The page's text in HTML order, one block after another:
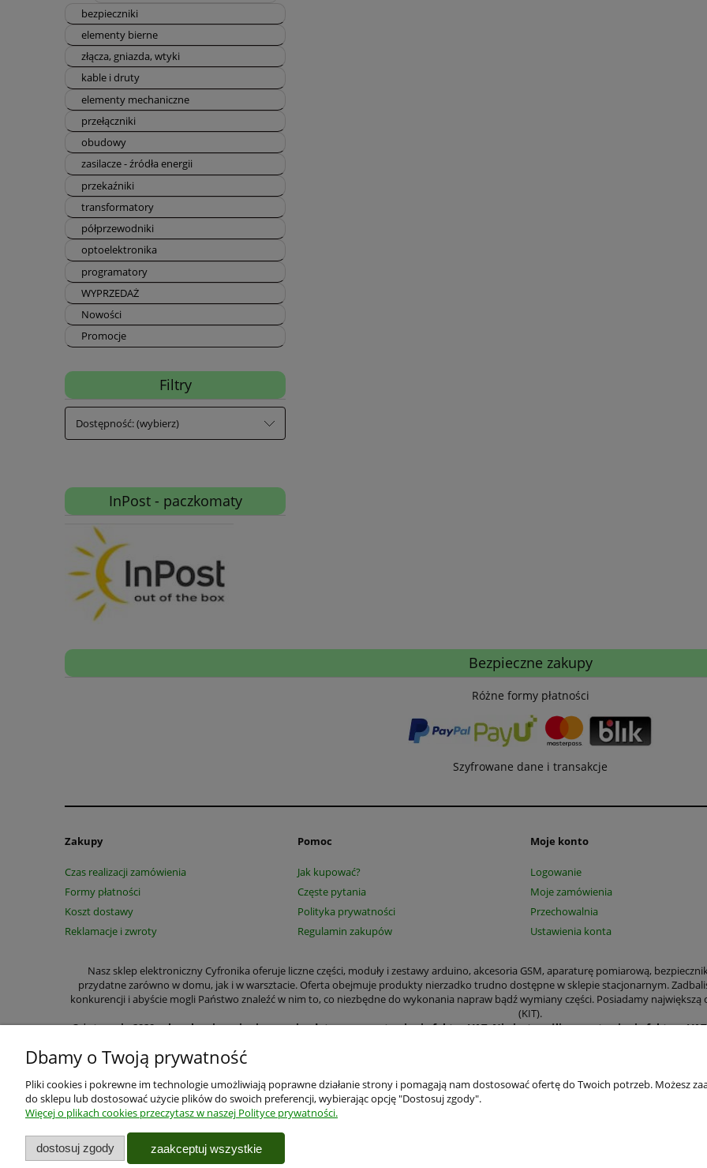
bezpieczniki
elementy bierne
złącza, gniazda, wtyki
kable i druty
elementy mechaniczne
przełączniki
obudowy
zasilacze - źródła energii
przekaźniki
transformatory
półprzewodniki
optoelektronika
programatory
WYPRZEDAŻ
Nowości
Promocje
Filtry
Dostępność: (wybierz)
InPost - paczkomaty
Bezpieczne zakupy
Różne formy płatności
Szyfrowane dane i transakcje
Zakupy
Czas realizacji zamówienia
Formy płatności
Koszt dostawy
Reklamacje i zwroty
Pomoc
Jak kupować?
Częste pytania
Polityka prywatności
Regulamin zakupów
Moje konto
Logowanie
Moje zamówienia
Przechowalnia
Ustawienia konta
Nasz sklep elektroniczny Cyfronika oferuje liczne części, moduły i zestawy arduino, akcesoria GSM, aparaturę pomiarową,
przydatne zarówno w domu, jak i w warsztacie. Oferta obejmuje produkty nierzadko trudno dostępne w sklepie stacjonarnym.
konkurencji i abyście mogli Państwo znaleźć w nim to, co niezbędne do wykonania napraw bądź wymiany części. Posiadamy
(KIT).
Odstycznia 2020 roku ulegają zmianie przepisy dotyczące wystawiania faktur VAT.Nie jest możliwe wystawienie faktury
W wyszczególnionych przez nas kategoriach na zakup czekają m.in. aparatura pomiarowa, narzędzia, elementy mechaniczne płytki
przełączniki, lutownice, zasilacze, przekaźniki, półprzewodniki, moduły i zestawy arduino, transformatory, części elektroniczne i wiele
przemysłowym.
Specjalizujemy się w sprzedaży wysyłkowej. Z myślą o Państwa wygodzie zajęliśmy się prowadzeniem sklepu internetowego, aby
zapoznania się z parametrami części i zestawów wystarczy się zalogować. Posiadanie konta umożliwia dokonywanie szybkich transakcji,
Twoje bezpieczeństwo jest dla nas najważniejsze, więc zgodnie z RODO będziemy chronić Twoje dane osobowe jeszcze lepiej.
Dbamy o Twoją prywatność
Pliki cookies i pokrewne im technologie umożliwiają poprawne działanie strony i pomagają nam dostosować ofertę do Twoich potrzeb. Możesz
do sklepu lub dostosować użycie plików do swoich preferencji, wybierając opcję "Dostosuj zgody".
Więcej o plikach cookies przeczytasz w naszej Polityce prywatności.
dostosuj zgody zaakceptuj wszystkie